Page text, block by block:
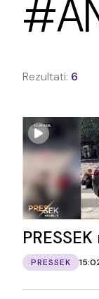
Rezultati: 6
PRESSEK